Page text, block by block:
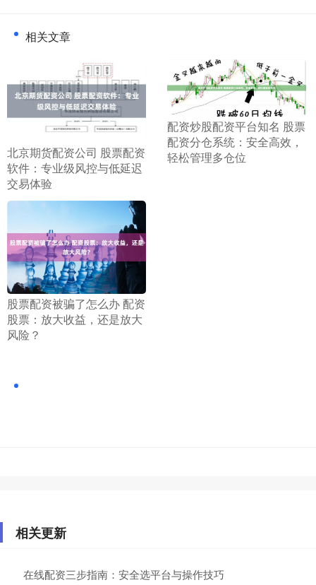
相关文章
​北京期货配资公司 股票配资
软件：专业级风控与低延迟
交易体验
​配资炒股配资平台知名 股票
配资分仓系统：安全高效，
轻松管理多仓位
​股票配资被骗了怎么办 配资
股票：放大收益，还是放大
风险？
相关更新
在线配资三步指南：安全选平台与操作技巧